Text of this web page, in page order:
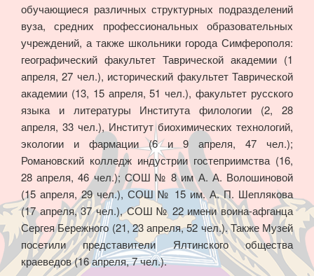
обучающиеся различных структурных подразделений
вуза, средних профессиональных образовательных
учреждений, а также школьники города Симферополя:
географический факультет Таврической академии (1
апреля, 27 чел.), исторический факультет Таврической
академии (13, 15 апреля, 51 чел.), факультет русского
языка и литературы Института филологии (2, 28
апреля, 33 чел.), Институт биохимических технологий,
экологии и фармации (6 и 9 апреля, 47 чел.);
Романовский колледж индустрии гостеприимства (16,
28 апреля, 46 чел.); СОШ № 8 им А. А. Волошиновой
(15 апреля, 29 чел.), СОШ № 15 им. А. П. Шеплякова
(17 апреля, 37 чел.), СОШ № 22 имени воина-афганца
Сергея Бережного (21, 23 апреля, 52 чел.). Также Музей
посетили представители Ялтинского общества
краеведов (16 апреля, 7 чел.).